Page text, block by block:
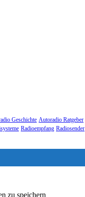
Geschichte Autoradio Ratgeber
Radioempfang Radiosender
zu speichern